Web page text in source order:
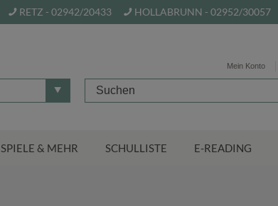
RETZ - 02942/20433 HOLLABRUNN - 02952/30057
Mein Konto
SPIELE & MEHR SCHULLISTE E-READING